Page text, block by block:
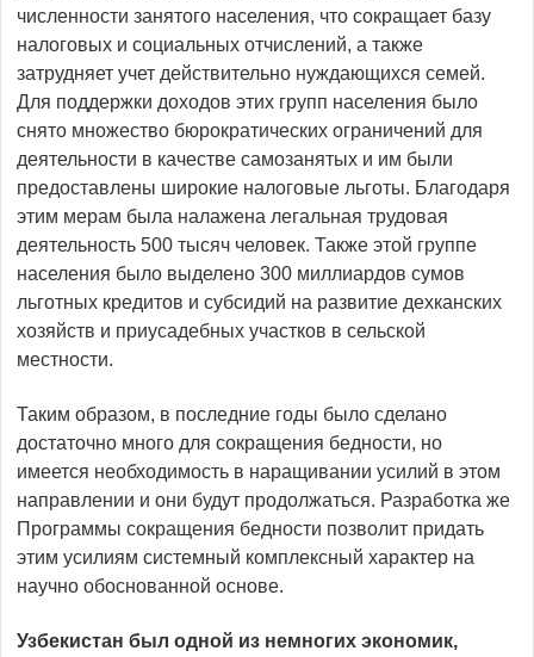
численности занятого населения, что сокращает базу
налоговых и социальных отчислений, а также
затрудняет учет действительно нуждающихся семей.
Для поддержки доходов этих групп населения было
снято множество бюрократических ограничений для
деятельности в качестве самозанятых и им были
предоставлены широкие налоговые льготы. Благодаря
этим мерам была налажена легальная трудовая
деятельность 500 тысяч человек. Также этой группе
населения было выделено 300 миллиардов сумов
льготных кредитов и субсидий на развитие дехканских
хозяйств и приусадебных участков в сельской
местности.
Таким образом, в последние годы было сделано
достаточно много для сокращения бедности, но
имеется необходимость в наращивании усилий в этом
направлении и они будут продолжаться. Разработка же
Программы сокращения бедности позволит придать
этим усилиям системный комплексный характер на
научно обоснованной основе.
Узбекистан был одной из немногих экономик,